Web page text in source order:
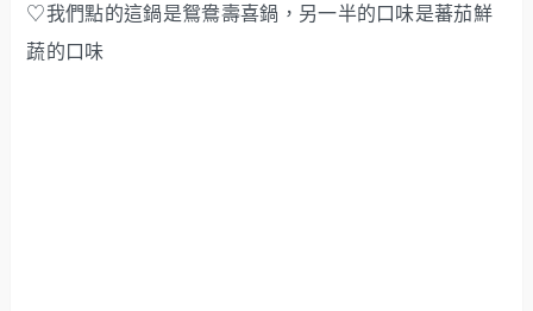
♡我們點的這鍋是鴛鴦壽喜鍋，另一半的口味是蕃茄鮮
蔬的口味